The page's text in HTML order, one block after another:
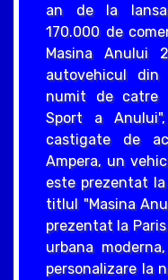
an de la
170.000 de
Masina Anului
autovehicul din
numit de catre
Sport a
castigate de
Ampera, un
este prezentat
titlul "Masina
prezentat la
urbana
personalizare la